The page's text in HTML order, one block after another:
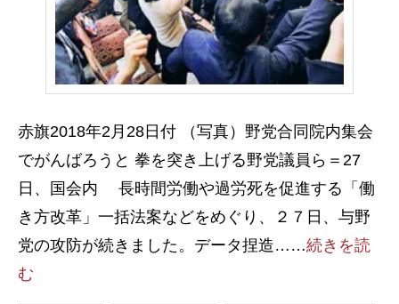
赤旗2018年2月28日付 （写真）野党合同院内集会
でがんばろうと 拳を突き上げる野党議員ら＝27
日、国会内 長時間労働や過労死を促進する「働
き方改革」一括法案などをめぐり、２７日、与野
党の攻防が続きました。データ捏造……続きを読
む